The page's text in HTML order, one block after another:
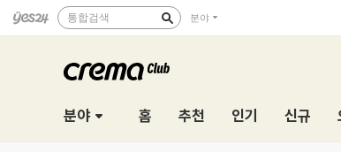
통합검색 분야
분야 홈 추천 인기 신규